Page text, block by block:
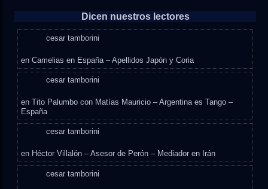
Dicen nuestros lectores
cesar tamborini
enCamelias en España – Apellidos Japón y Coria
cesar tamborini
enTito Palumbo con Matías Mauricio – Argentina es Tango –
España
cesar tamborini
en Héctor Villalón – Asesor de Perón – Mediador en Irán
cesar tamborini